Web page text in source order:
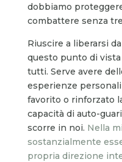
dobbiamo
combattere senza
Riuscire a liberarsi
questo punto di
tutti. Serve avere
esperienze
favorito o rinforzato
capacità di auto-
scorre in noi. Nella
sostanzialmente
propria direzione